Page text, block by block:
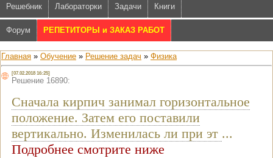
Решебник Лабораторки Задачи Книги
Форум РЕПЕТИТОРЫ и ЗАКАЗ РАБОТ
Главная » Обучение » Решение задач » Физика
[07.02.2018 16:25]
Решение 16890:
Сначала кирпич занимал горизонтальное
положение. Затем его поставили
вертикально. Изменилась ли при эт ...
Подробнее смотрите ниже